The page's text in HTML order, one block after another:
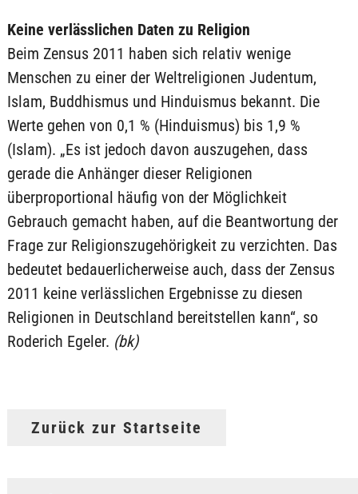
Keine verlässlichen Daten zu Religion
Beim Zensus 2011 haben sich relativ wenige
Menschen zu einer der Weltreligionen Judentum,
Islam, Buddhismus und Hinduismus bekannt. Die
Werte gehen von 0,1 % (Hinduismus) bis 1,9 %
(Islam). „Es ist jedoch davon auszugehen, dass
gerade die Anhänger dieser Religionen
überproportional häufig von der Möglichkeit
Gebrauch gemacht haben, auf die Beantwortung der
Frage zur Religionszugehörigkeit zu verzichten. Das
bedeutet bedauerlicherweise auch, dass der Zensus
2011 keine verlässlichen Ergebnisse zu diesen
Religionen in Deutschland bereitstellen kann“, so
Roderich Egeler. (bk)
Zurück zur Startseite